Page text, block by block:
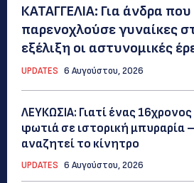
ΚΑΤΑΓΓΕΛΙΑ: Για άνδρα
παρενοχλούσε γυναίκες
εξέλιξη οι αστυνομικές
UPDATES 6 Αυγούστου, 2026
ΛΕΥΚΩΣΙΑ: Γιατί ένας
φωτιά σε ιστορική μπυραρία
αναζητεί το κίνητρο
UPDATES 6 Αυγούστου, 2026